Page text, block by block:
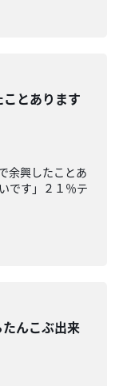
ことあります
余興したことあ
です」２１％テ
たんこぶ出来